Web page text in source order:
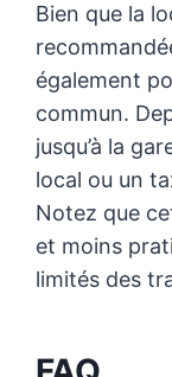
Bien que la
également
commun.
jusqu’à la
local ou un
Notez que
et moins
limités des